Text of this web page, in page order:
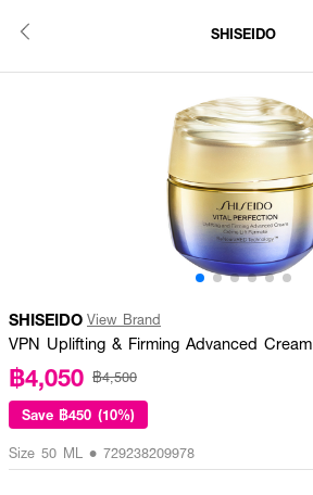
SHISEIDO
SHISEIDO View Brand
VPN Uplifting & Firming Advanced Cream
฿4,050 ฿4,500
Save ฿450 (10%)
Size 50 ML • 729238209978